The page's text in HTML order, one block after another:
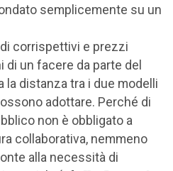
semplicemente su un
corrispettivi e prezzi
un facere da parte del
distanza tra i due modelli
adottare. Perché di
non è obbligato a
collaborativa, nemmeno
alla necessità di